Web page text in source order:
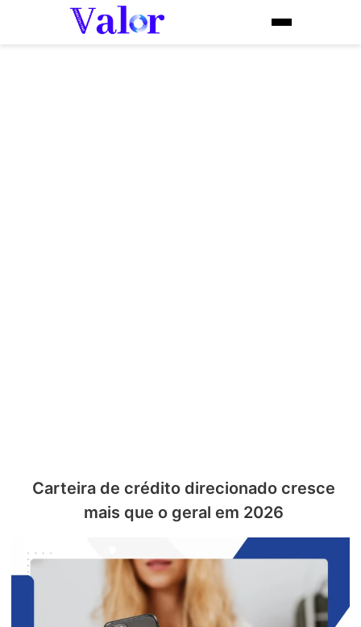
Carteira de crédito direcionado cresce
mais que o geral em 2026